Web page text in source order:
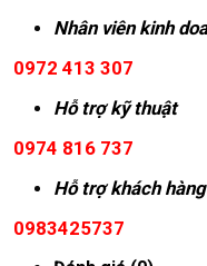
Nhân viên kinh
0972 413 307
Hỗ trợ kỹ thuật
0974 816 737
Hỗ trợ khách hàng
0983425737